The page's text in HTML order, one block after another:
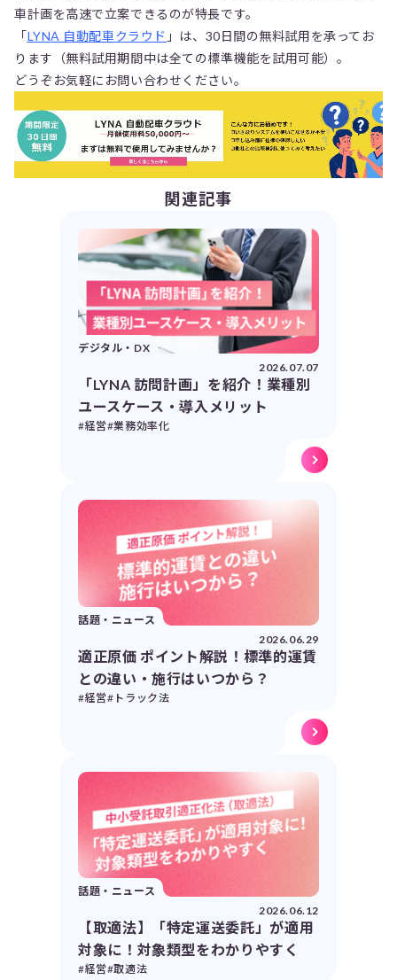
車計画を高速で立案できるのが特長です。
「LYNA 自動配車クラウド 」は、30日間の無料試用を承ってお
ります（無料試用期間中は全ての標準機能を試用可能）。
どうぞお気軽にお問い合わせください。
関連記事
デジタル・DX
2026.07.07
「LYNA 訪問計画」を紹介！業種別
ユースケース・導入メリット
#経営#業務効率化
話題・ニュース
2026.06.29
適正原価 ポイント解説！標準的運賃
との違い・施行はいつから？
#経営#トラック法
話題・ニュース
2026.06.12
【取適法】「特定運送委託」が適用
対象に！対象類型をわかりやすく
#経営#取適法